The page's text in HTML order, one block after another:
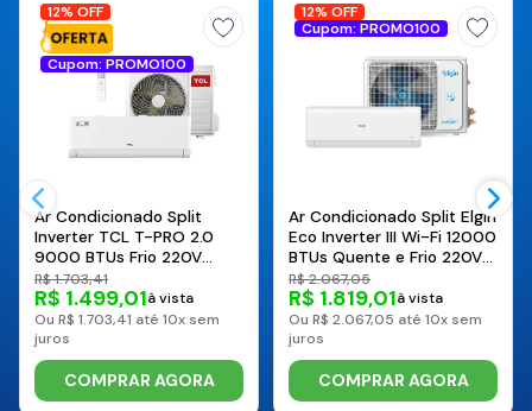
12% OFF
Cupom: PROMO100
Ar Condicionado Split
Inverter TCL T-PRO 2.0
9000 BTUs Frio 220V
TAC-09CTG2-INV
R$ 1.703,41
R$ 1.499,01à vista
Ou R$ 1.703,41 até 10x sem
juros
COMPRAR AGORA
12% OFF
Cupom: PROMO100
Ar Condicionado Split Elgin
Eco Inverter III Wi-Fi 12000
BTUs Quente e Frio 220V
HJQE12C2CG
R$ 2.067,05
R$ 1.819,01à vista
Ou R$ 2.067,05 até 10x sem
juros
COMPRAR AGORA